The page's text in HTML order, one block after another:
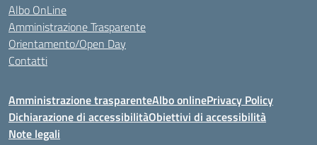
Albo OnLine
Amministrazione Trasparente
Orientamento/Open Day
Contatti
Amministrazione trasparenteAlbo onlinePrivacy Policy
Dichiarazione di accessibilitàObiettivi di accessibilità
Note legali